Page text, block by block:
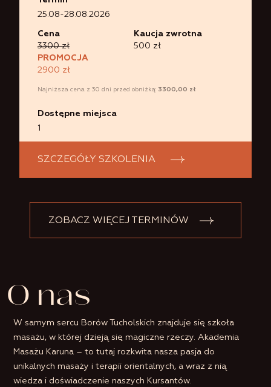
25.08-28.08.2026
Cena
3300 zł
PROMOCJA
2900 zł
Kaucja zwrotna
500 zł
Najniższa cena z 30 dni przed obniżką: 3300,00 zł
Dostępne miejsca
1
SZCZEGÓŁY SZKOLENIA
ZOBACZ WIĘCEJ TERMINÓW
O nas
W samym sercu Borów Tucholskich znajduje się szkoła
masażu, w której dzieją się magiczne rzeczy. Akademia
Masażu Karuna – to tutaj rozkwita nasza pasja do
unikalnych masaży i terapii orientalnych, a wraz z nią
wiedza i doświadczenie naszych Kursantów.